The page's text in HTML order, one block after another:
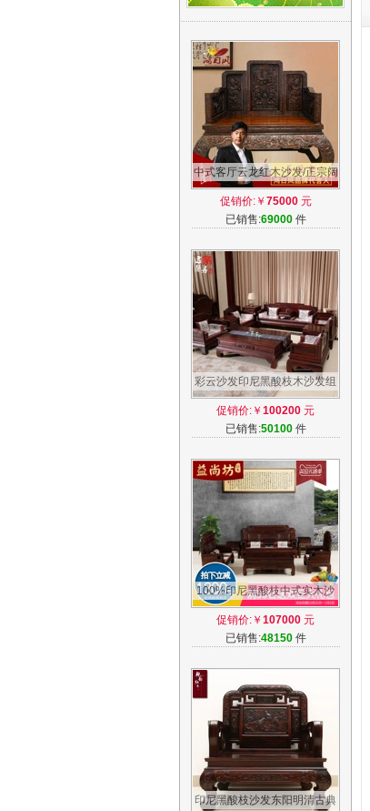
中式客厅云龙红木沙发/正宗阔
叶黄檀印尼黑酸枝沙发组合
6/11件套
促销价:￥ 75000元
已销售:69000件
彩云沙发印尼黑酸枝木沙发组
合阔叶黄檀客厅实木沙发中式
红木家具
促销价:￥ 100200 元
已销售:50100件
100%印尼黑酸枝中式实木沙
发 阔叶黄檀古典红木客厅沙发
家具组合
促销价:￥ 107000 元
已销售:48150件
印尼黑酸枝沙发东阳明清古典